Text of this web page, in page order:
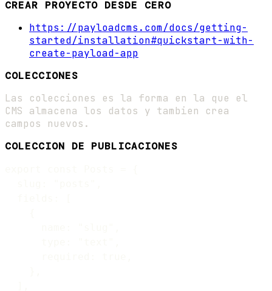
CREAR PROYECTO DESDE CERO
https://payloadcms.com/docs/getting-
started/installation#quickstart-with-
create-payload-app
COLECCIONES
Las colecciones es la forma en la que el
CMS almacena los datos y tambien crea
campos nuevos.
COLECCION DE PUBLICACIONES